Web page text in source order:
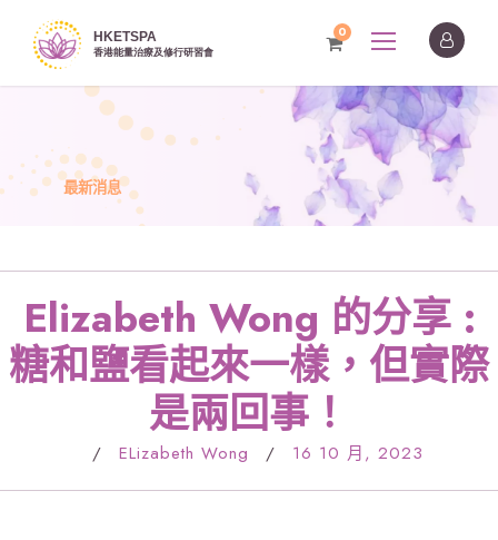
0
最新消息
Elizabeth Wong 的分享 :
糖和鹽看起來一樣，但實際
是兩回事！
/ ELizabeth Wong / 16 10 月, 2023